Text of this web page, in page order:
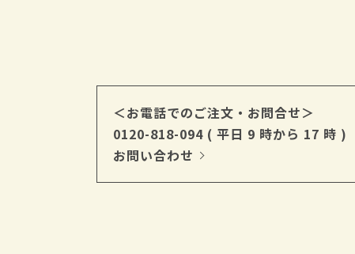
＜お電話でのご注文・お問合せ＞
0120-818-094 ( 平日 9 時から 17 時 )
お問い合わせ